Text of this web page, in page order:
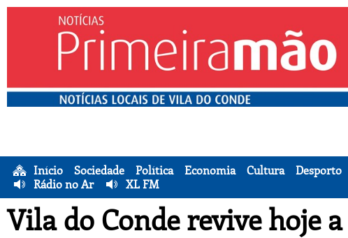
Início Sociedade Política Economia Cultura Desporto
Rádio no Ar
XL FM
Vila do Conde revive hoje